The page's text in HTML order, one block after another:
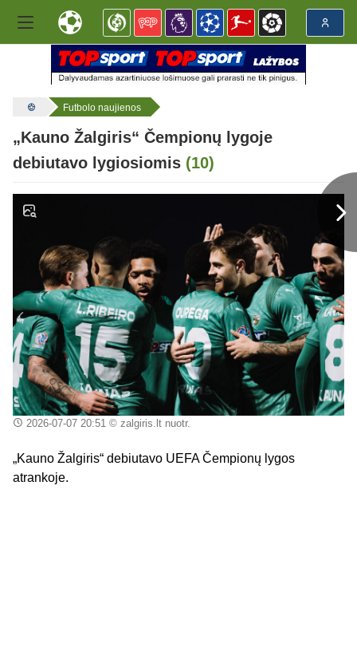
Futbolo naujienos
„Kauno Žalgiris“ Čempionų lygoje
debiutavo lygiosiomis (10)
2026-07-07 20:51 © zalgiris.lt nuotr.
„Kauno Žalgiris“ debiutavo UEFA Čempionų lygos
atrankoje.